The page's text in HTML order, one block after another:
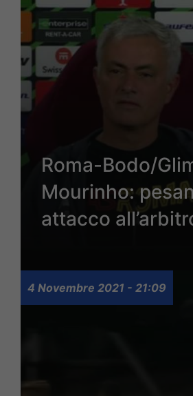
Roma-Bodo/
Mourinho:
attacco
4 Novembre 2021 - 21:09